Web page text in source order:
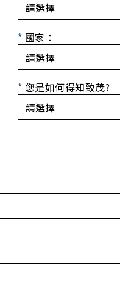
* 國家：
* 您是如何得知致茂?